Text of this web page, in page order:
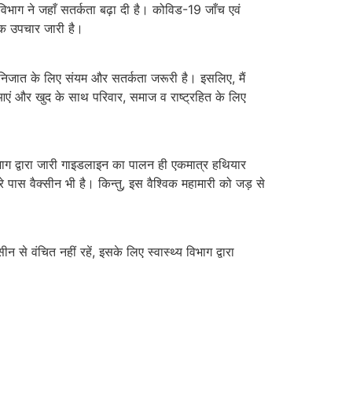
ने जहाँ सतर्कता बढ़ा दी है। कोविड-19 जाँच एवं
जारी है।
के लिए संयम और सतर्कता जरूरी है। इसलिए, मैं
खुद के साथ परिवार, समाज व राष्ट्रहित के लिए
जारी गाइडलाइन का पालन ही एकमात्र हथियार
वैक्सीन भी है। किन्तु, इस वैश्विक महामारी को जड़ से
वंचित नहीं रहें, इसके लिए स्वास्थ्य विभाग द्वारा